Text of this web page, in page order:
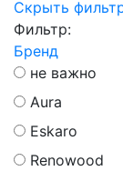
Скрыть
Фильтр:
Бренд
не важно
Aura
Eskaro
Renowood